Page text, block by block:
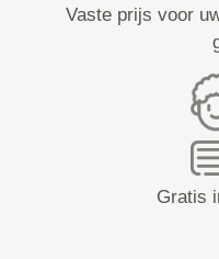
Vaste prijs voor
Gratis